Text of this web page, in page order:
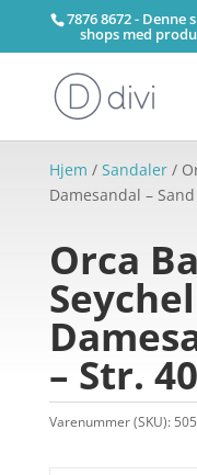
7876 8672 -
shops med
Hjem / Sandaler/
Damesandal –
Orca
– Str. 40
Varenummer (SKU):